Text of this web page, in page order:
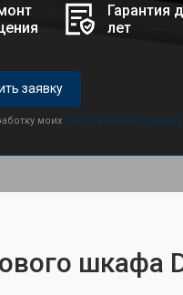
Гарантия
лет
заявку
моих персональных данных.
шкафа